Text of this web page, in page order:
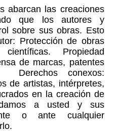
abarcan las creaciones
que los autores y
sobre sus obras. Esto
Protección de obras
Propiedad
de marcas, patentes
Derechos conexos:
de artistas, intérpretes,
en la creación de
a usted y sus
o ante cualquier